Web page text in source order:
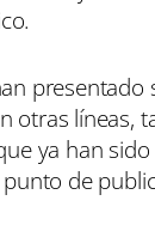
presentado
otras líneas,
ya han
de